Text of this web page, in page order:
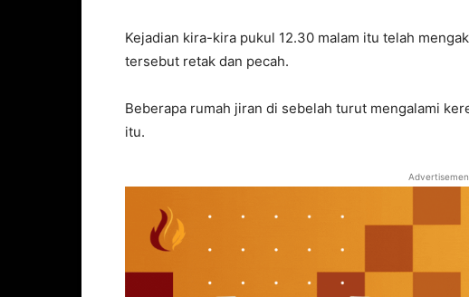
Kejadian kira-kira pukul 12.30 malam itu telah
tersebut retak dan pecah.
Beberapa rumah jiran di sebelah turut mengalami
itu.